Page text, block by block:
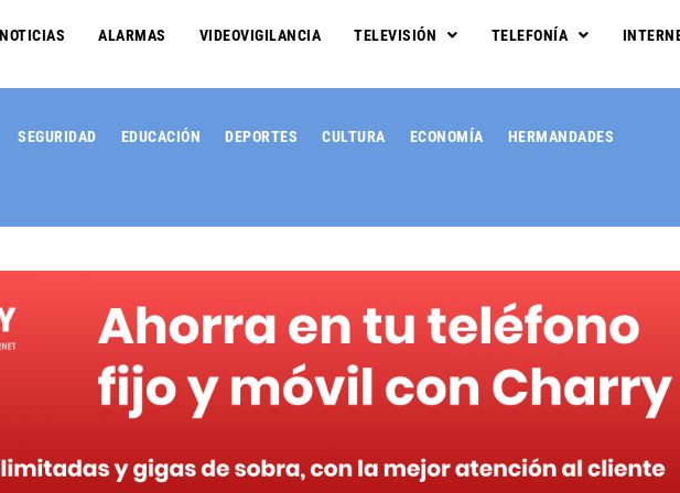
NOTICIAS ALARMAS VIDEOVIGILANCIA TELEVISIÓN TELEFONÍA
SEGURIDAD EDUCACIÓN DEPORTES CULTURA ECONOMÍA HERMANDADES